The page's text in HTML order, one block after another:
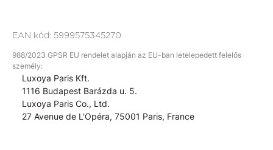
EAN kód: 5999575345270
988/2023 GPSR EU rendelet alapján az EU-ban letelepedett felelős
személy:
Luxoya Paris Kft.
1116 Budapest Barázda u. 5.
Luxoya Paris Co., Ltd.
27 Avenue de L'Opéra, 75001 Paris, France